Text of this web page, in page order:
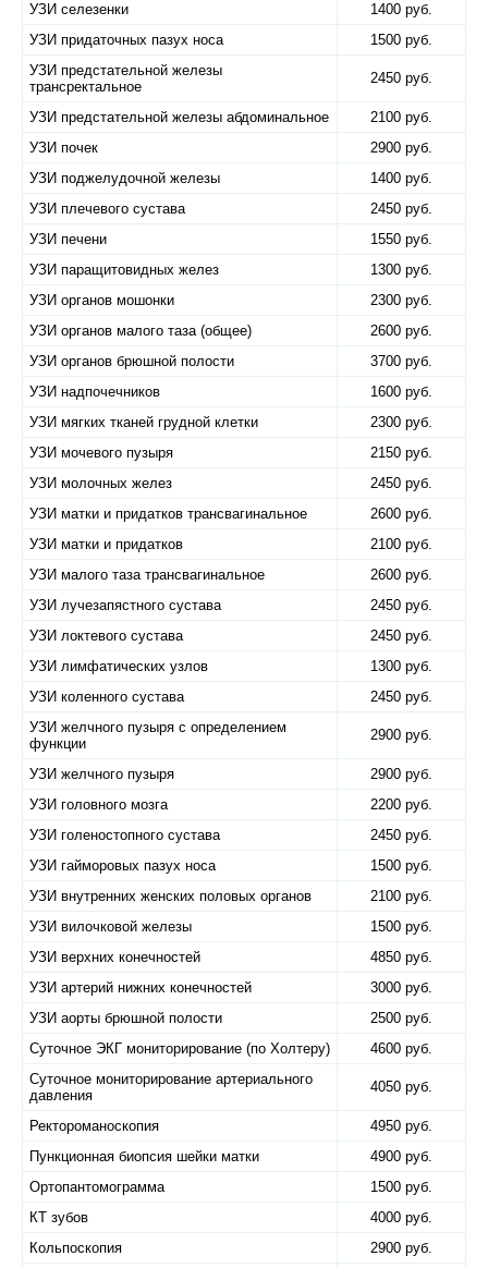
УЗИ селезенки
1400 руб.
УЗИ придаточных пазух носа
1500 руб.
УЗИ предстательной железы
трансректальное
2450 руб.
УЗИ предстательной железы абдоминальное
2100 руб.
УЗИ почек
2900 руб.
УЗИ поджелудочной железы
1400 руб.
УЗИ плечевого сустава
2450 руб.
УЗИ печени
1550 руб.
УЗИ паращитовидных желез
1300 руб.
УЗИ органов мошонки
2300 руб.
УЗИ органов малого таза (общее)
2600 руб.
УЗИ органов брюшной полости
3700 руб.
УЗИ надпочечников
1600 руб.
УЗИ мягких тканей грудной клетки
2300 руб.
УЗИ мочевого пузыря
2150 руб.
УЗИ молочных желез
2450 руб.
УЗИ матки и придатков трансвагинальное
2600 руб.
УЗИ матки и придатков
2100 руб.
УЗИ малого таза трансвагинальное
2600 руб.
УЗИ лучезапястного сустава
2450 руб.
УЗИ локтевого сустава
2450 руб.
УЗИ лимфатических узлов
1300 руб.
УЗИ коленного сустава
2450 руб.
УЗИ желчного пузыря с определением
функции
2900 руб.
УЗИ желчного пузыря
2900 руб.
УЗИ головного мозга
2200 руб.
УЗИ голеностопного сустава
2450 руб.
УЗИ гайморовых пазух носа
1500 руб.
УЗИ внутренних женских половых органов
2100 руб.
УЗИ вилочковой железы
1500 руб.
УЗИ верхних конечностей
4850 руб.
УЗИ артерий нижних конечностей
3000 руб.
УЗИ аорты брюшной полости
2500 руб.
Суточное ЭКГ мониторирование (по Холтеру)
4600 руб.
Суточное мониторирование артериального
давления
4050 руб.
Ректороманоскопия
4950 руб.
Пункционная биопсия шейки матки
4900 руб.
Ортопантомограмма
1500 руб.
КТ зубов
4000 руб.
Кольпоскопия
2900 руб.